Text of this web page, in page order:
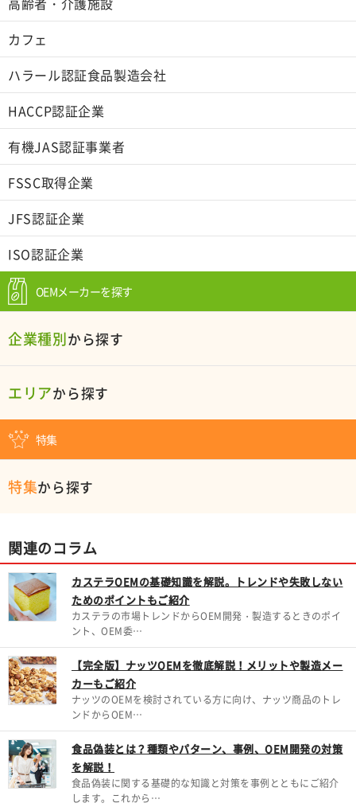
カフェ
ハラール認証食品製造会社
HACCP認証企業
有機JAS認証事業者
FSSC取得企業
JFS認証企業
ISO認証企業
OEMメーカーを探す
企業種別から探す
エリアから探す
特集
特集から探す
関連のコラム
カステラOEMの基礎知識を解説。トレンドや失敗しない
ためのポイントもご紹介
カステラの市場トレンドからOEM開発・製造するときのポイ
ント、OEM委…
【完全版】ナッツOEMを徹底解説！メリットや製造メー
カーもご紹介
ナッツのOEMを検討されている方に向け、ナッツ商品のトレ
ンドからOEM…
食品偽装とは？種類やパターン、事例、OEM開発の対策
を解説！
食品偽装に関する基礎的な知識と対策を事例とともにご紹介
します。これから…